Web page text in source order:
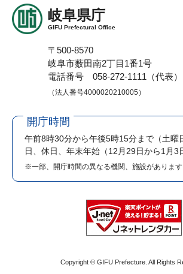
岐阜県庁
GIFU Prefectural Office
〒500-8570
岐阜市薮田南2丁目1番1号
電話番号 058-272-1111（代表）
（法人番号4000020210005）
開庁時間
午前8時30分から午後5時15分まで （土
日、休日、年末年始（12月29日から1月3
※一部、開庁時間の異なる機関、施設があります
Copyright © GIFU Prefecture. All Rights